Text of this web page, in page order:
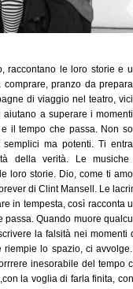
raccontano le loro storie e
pranzo da
di viaggio nel teatro,
a superare i
il tempo che passa. Non
ma potenti. Ti
della verità. Le
loro storie. Dio, come ti
di Clint Mansell. Le
in tempesta, così racconta
passa. Quando muore
la falsità nei momenti
lo spazio, ci avvolge.
inesorabile del tempo
la voglia di farla finita,